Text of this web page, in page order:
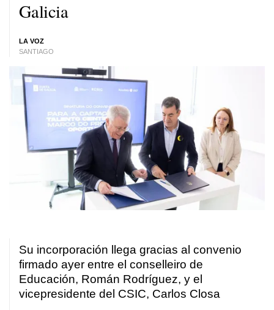
Galicia
LA VOZ
SANTIAGO
Su incorporación llega gracias al convenio
firmado ayer entre el conselleiro de
Educación, Román Rodríguez, y el
vicepresidente del CSIC, Carlos Closa